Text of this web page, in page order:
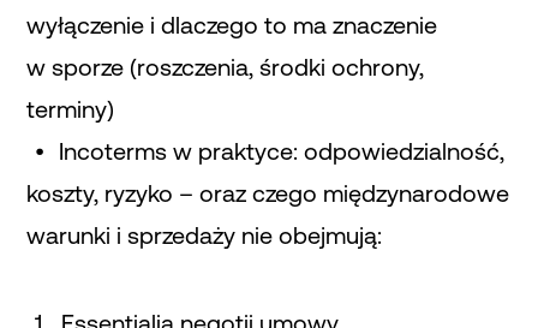
wyłączenie i dlaczego to ma znaczenie
w sporze (roszczenia, środki ochrony,
terminy)
Incoterms w praktyce: odpowiedzialność,
koszty, ryzyko – oraz czego międzynarodowe
warunki i sprzedaży nie obejmują: